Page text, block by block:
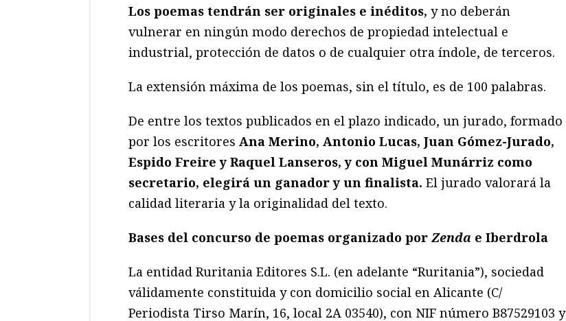
Los poemas tendrán ser originales e inéditos, y no deberán
vulnerar en ningún modo derechos de propiedad intelectual e
industrial, protección de datos o de cualquier otra índole, de terceros.
La extensión máxima de los poemas, sin el título, es de 100 palabras.
De entre los textos publicados en el plazo indicado, un jurado, formado
por los escritores Ana Merino, Antonio Lucas, Juan Gómez-Jurado,
Espido Freire y Raquel Lanseros, y con Miguel Munárriz como
secretario, elegirá un ganador y un finalista. El jurado valorará la
calidad literaria y la originalidad del texto.
Bases del concurso de poemas organizado por Zenda e Iberdrola
La entidad Ruritania Editores S.L. (en adelante “Ruritania”), sociedad
válidamente constituida y con domicilio social en Alicante (C/
Periodista Tirso Marín, 16, local 2A 03540), con NIF número B87529103 y